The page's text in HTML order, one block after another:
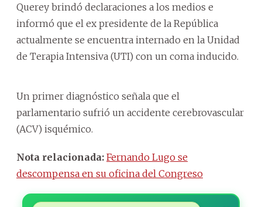
Querey brindó declaraciones a los medios e
informó que el ex presidente de la República
actualmente se encuentra internado en la Unidad
de Terapia Intensiva (UTI) con un coma inducido.
Un primer diagnóstico señala que el
parlamentario sufrió un accidente cerebrovascular
(ACV) isquémico.
Nota relacionada: Fernando Lugo se
descompensa en su oficina del Congreso